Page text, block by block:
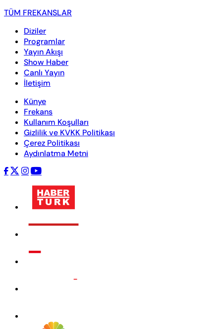
TÜM FREKANSLAR
Diziler
Programlar
Yayın Akışı
Show Haber
Canlı Yayın
İletişim
Künye
Frekans
Kullanım Koşulları
Gizlilik ve KVKK Politikası
Çerez Politikası
Aydınlatma Metni